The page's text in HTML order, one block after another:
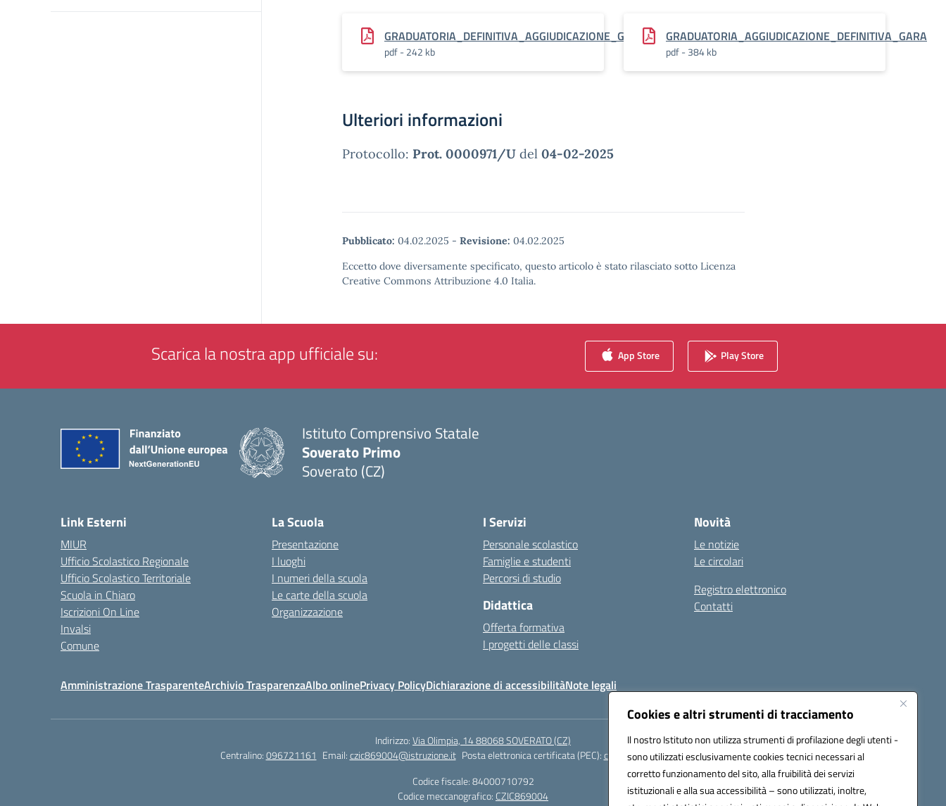
Cookies e altri strumenti di tracciamento
Il nostro Istituto non utilizza strumenti di profilazione degli utenti -
sono utilizzati esclusivamente cookies tecnici necessari al
corretto funzionamento del sito, alla fruibilità dei servizi
istituzionali e alla sua accessibilità – sono utilizzati, inoltre,
GRADUATORIA_DEFINITIVA_AGGIUDICAZIONE_GARA
pdf - 242 kb
GRADUATORIA_AGGIUDICAZIONE_DEFINITIVA_GARA
pdf - 384 kb
Ulteriori informazioni
Protocollo: Prot. 0000971/U del 04-02-2025
Pubblicato: 04.02.2025 - Revisione: 04.02.2025
Eccetto dove diversamente specificato, questo articolo è stato rilasciato sotto Licenza
Creative Commons Attribuzione 4.0 Italia.
Scarica la nostra app ufficiale su: App Store Play Store
Istituto Comprensivo Statale
Soverato Primo
Soverato (CZ)
Link Esterni
MIUR
Ufficio Scolastico Regionale
Ufficio Scolastico Territoriale
Scuola in Chiaro
Iscrizioni On Line
Invalsi
Comune
La Scuola
Presentazione
I luoghi
I numeri della scuola
Le carte della scuola
Organizzazione
I Servizi
Personale scolastico
Famiglie e studenti
Percorsi di studio
Didattica
Offerta formativa
I progetti delle classi
Novità
Le notizie
Le circolari
Registro elettronico
Contatti
Amministrazione TrasparenteArchivio TrasparenzaAlbo onlinePrivacy PolicyDichiarazione di accessibilitàNote legali
Indirizzo:Via Olimpia, 14 88068 SOVERATO (CZ)
Centralino:096721161 Email:czic869004@istruzione.it Posta elettronica certificata (PEC):czic869004@pec.istruzione.it
Codice fiscale: 84000710792
Codice meccanografico: CZIC869004